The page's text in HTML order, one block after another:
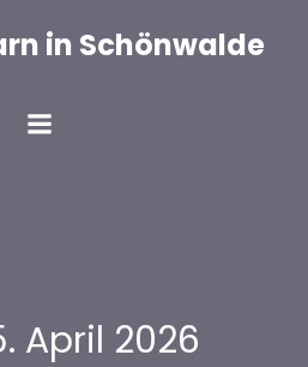
in Schönwalde
April 2026